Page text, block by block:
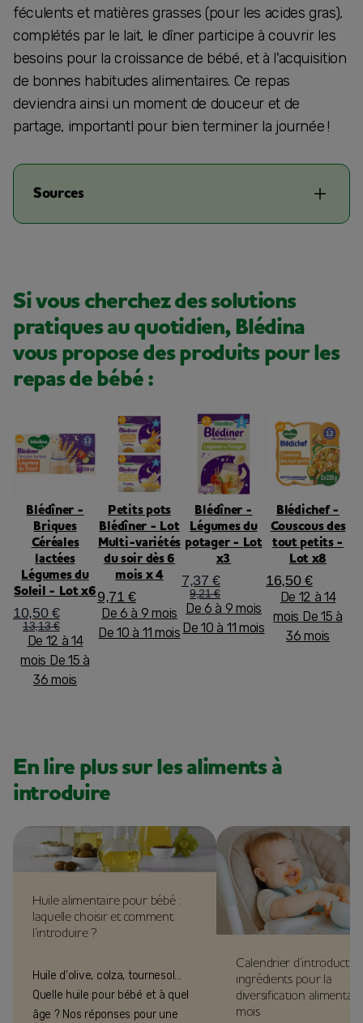
féculents et matières grasses (pour les acides gras),
complétés par le lait, le dîner participe à couvrir les
besoins pour la croissance de bébé, et à l'acquisition
de bonnes habitudes alimentaires. Ce repas
deviendra ainsi un moment de douceur et de
partage, importantl pour bien terminer la journée !
Sources
Si vous cherchez des solutions
pratiques au quotidien, Blédina
vous propose des produits pour les
repas de bébé :
Blédîner -
Briques
Céréales
lactées
Légumes du
Soleil - Lot x6
10,50 €
13,13 €
De 12 à 14
mois De 15 à
36 mois
Petits pots
Blédîner - Lot
Multi-variétés
du soir dès 6
mois x 4
9,71 €
De 6 à 9 mois
De 10 à 11 mois
Blédîner -
Légumes du
potager - Lot
x3
7,37 €
9,21 €
De 6 à 9 mois
De 10 à 11 mois
Blédichef -
Couscous des
tout petits -
Lot x8
16,50 €
De 12 à 14
mois De 15 à
36 mois
En lire plus sur les aliments à
introduire
Huile alimentaire pour bébé :
laquelle choisir et comment
l’introduire ?
Huile d'olive, colza, tournesol...
Quelle huile pour bébé et à quel
âge ? Nos réponses pour une
Calendrier
ingrédients pour la
diversification
mois